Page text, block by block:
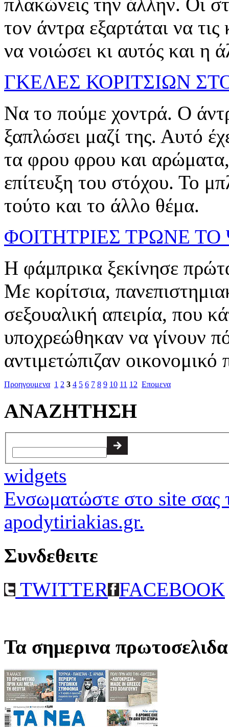
τον άντρα εξαρτάται να
να νοιώσει κι αυτός και η
ΓΚΕΛΕΣ ΚΟΡΙΤΣΙΩΝ
Να το πούμε χοντρά. Ο
ξαπλώσει μαζί της. Αυτό
τα φρου φρου και αρώματα,
επίτευξη του στόχου. Το
τούτο και το άλλο θέμα.
ΦΟΙΤΗΤΡΙΕΣ ΤΡΩΝΕ
Η φάμπρικα ξεκίνησε
Με κορίτσια,
σεξουαλική απειρία, που
υποχρεώθηκαν να γίνουν
αντιμετώπιζαν
Προηγουμενα 1 2 3 4 5 6 7 8 9 10 11 12 Επομενα
ΑΝΑΖΗΤΗΣΗ
widgets
Ενσωματώστε στο site σας
apodytiriakias.gr.
Συνδεθειτε
TWITTER FACEBOOK
Τα σημερινα πρωτοσελιδα